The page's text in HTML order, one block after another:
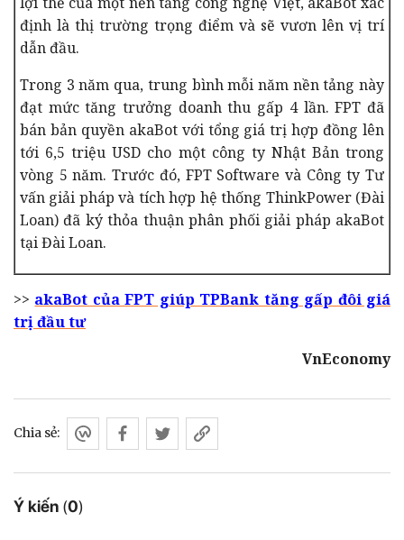
định là thị trường trọng điểm và sẽ vươn lên vị trí
dẫn đầu.
Trong 3 năm qua, trung bình mỗi năm nền tảng này
đạt mức tăng trưởng doanh thu gấp 4 lần. FPT đã
bán bản quyền akaBot với tổng giá trị hợp đồng lên
tới 6,5 triệu USD cho một công ty Nhật Bản trong
vòng 5 năm. Trước đó, FPT Software và Công ty Tư
vấn giải pháp và tích hợp hệ thống ThinkPower (Đài
Loan) đã ký thỏa thuận phân phối giải pháp akaBot
tại Đài Loan.
>> akaBot của FPT giúp TPBank tăng gấp đôi giá
trị đầu tư
VnEconomy
Ý kiến (0)
Chia sẻ: